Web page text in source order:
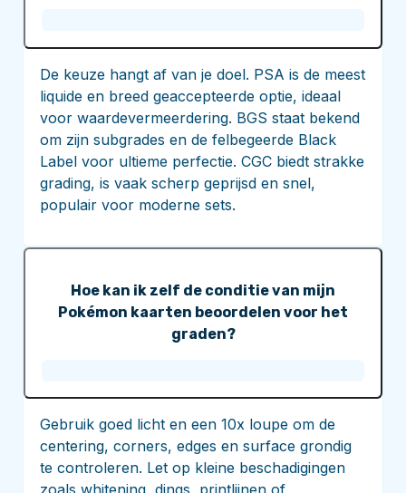
De keuze hangt af van je doel. PSA is de meest
liquide en breed geaccepteerde optie, ideaal
voor waardevermeerdering. BGS staat bekend
om zijn subgrades en de felbegeerde Black
Label voor ultieme perfectie. CGC biedt strakke
grading, is vaak scherp geprijsd en snel,
populair voor moderne sets.
Hoe kan ik zelf de conditie van mijn
Pokémon kaarten beoordelen voor het
graden?
Gebruik goed licht en een 10x loupe om de
centering, corners, edges en surface grondig
te controleren. Let op kleine beschadigingen